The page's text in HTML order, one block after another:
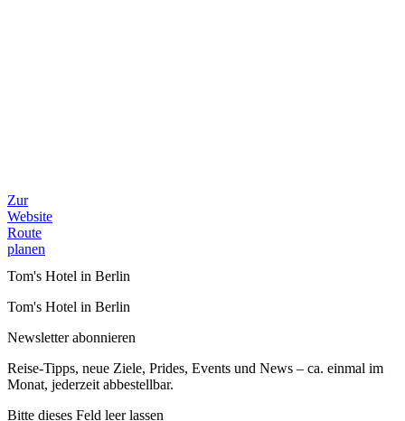
Zur
Website
Route
planen
Tom's Hotel in Berlin
Tom's Hotel in Berlin
Newsletter abonnieren
Reise-Tipps, neue Ziele, Prides, Events und News – ca. einmal im
Monat, jederzeit abbestellbar.
Bitte dieses Feld leer lassen